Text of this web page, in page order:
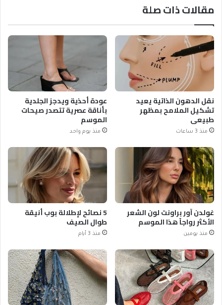
مقالات ذات صلة
نقل الدهون الذاتية يعيد
تشكيل الملامح بمظهر
طبيعي
منذ 3 ساعات
عودة أحذية ويدجز الجلدية
بأناقة عصرية تتصدر صيحات
الموسم
منذ يوم واحد
غولدن آور براونت لون الشعر
الأكثر رواجاً هذا الموسم
منذ يومين
5 نصائح لإطلالة بوب أنيقة
طوال الصيف
منذ 3 أيام